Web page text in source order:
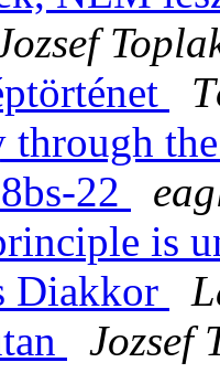
through
22
is
Diakkor
Jozsef